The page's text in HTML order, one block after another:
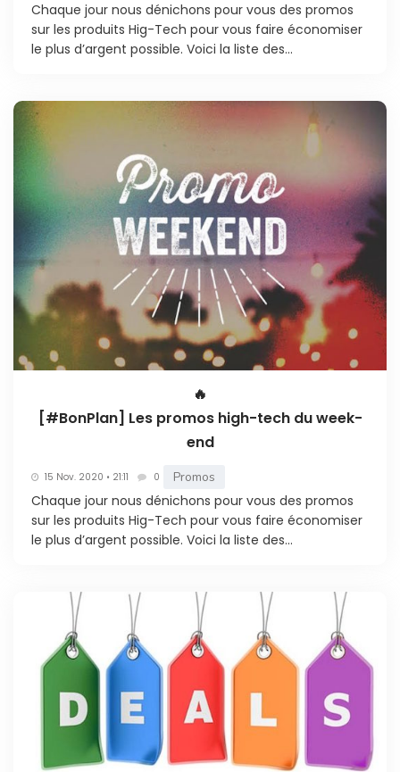
Chaque jour nous dénichons pour vous des promos
sur les produits Hig-Tech pour vous faire économiser
le plus d’argent possible. Voici la liste des...
🔥
[#BonPlan] Les promos high-tech du week-
end
15 Nov. 2020 • 21:11 0 Promos
Chaque jour nous dénichons pour vous des promos
sur les produits Hig-Tech pour vous faire économiser
le plus d’argent possible. Voici la liste des...